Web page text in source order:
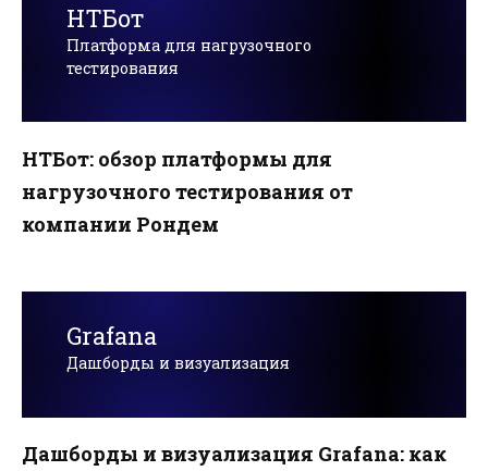
НТБот
Платформа для нагрузочного
тестирования
НТБот: обзор платформы для
нагрузочного тестирования от
компании Рондем
Grafana
Дашборды и визуализация
Дашборды и визуализация Grafana: как